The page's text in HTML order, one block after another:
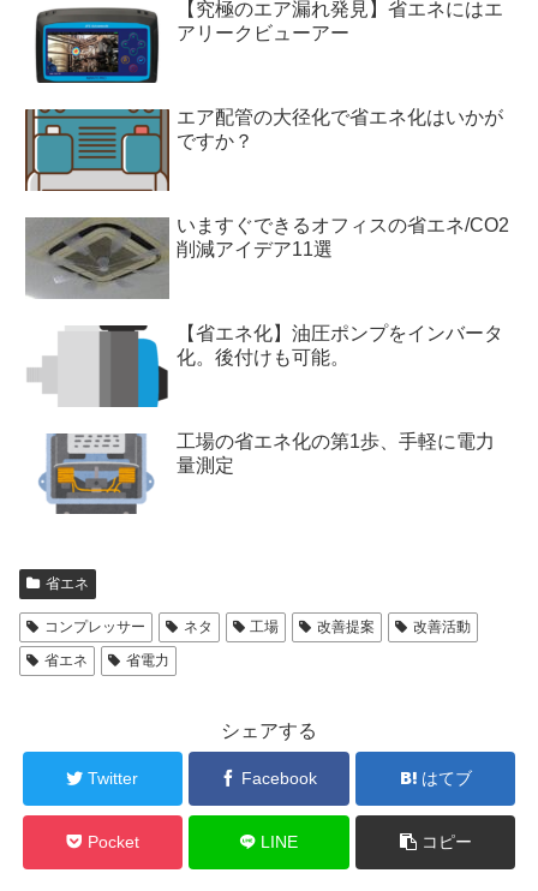
【究極のエア漏れ発見】省エネにはエ
アリークビューアー
エア配管の大径化で省エネ化はいかが
ですか？
いますぐできるオフィスの省エネ/CO2
削減アイデア11選
【省エネ化】油圧ポンプをインバータ
化。後付けも可能。
工場の省エネ化の第1歩、手軽に電力
量測定
省エネ
コンプレッサー ネタ 工場 改善提案
改善活動
省エネ
省電力
シェアする
Twitter Facebook はてブ
Pocket LINE コピー